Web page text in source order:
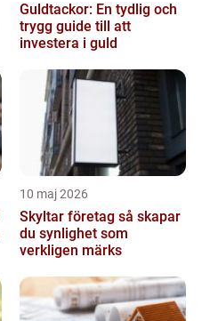
Guldtackor: En tydlig och
trygg guide till att
investera i guld
10 maj 2026
Skyltar företag så skapar
du synlighet som
verkligen märks